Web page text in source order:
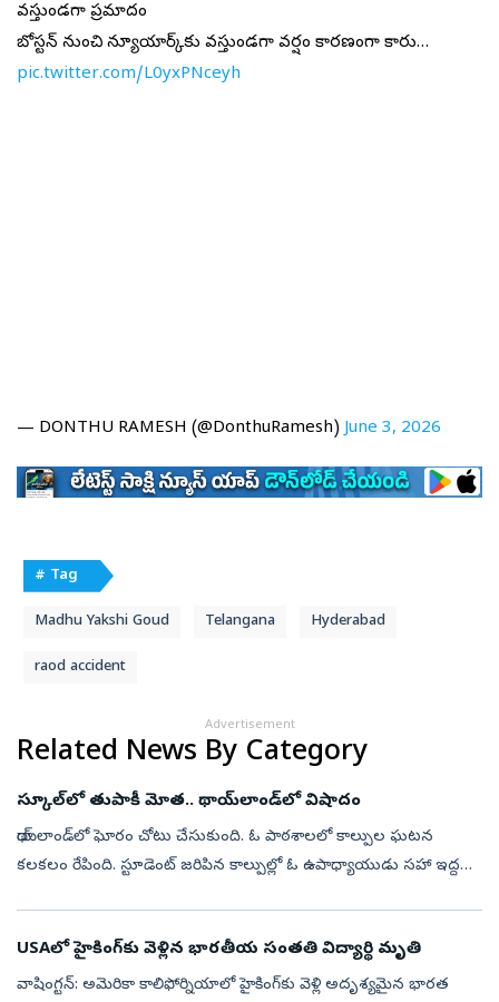
వస్తుండగా ప్రమాదం
బోస్టన్ నుంచి న్యూయార్క్‌కు వస్తుండగా వర్షం కారణంగా కారు…
pic.twitter.com/L0yxPNceyh
— DONTHU RAMESH (@DonthuRamesh)June 3, 2026
# Tag
Madhu Yakshi Goud Telangana Hyderabad
raod accident
Advertisement
Related News By Category
స్కూల్‌లో తుపాకీ మోత.. థాయ్‌లాండ్‌లో విషాదం
థాయ్‌లాండ్‌లో ఘోరం చోటు చేసుకుంది. ఓ పాఠశాలలో కాల్పుల ఘటన
కలకలం రేపింది. స్టూడెంట్‌ జరిపిన కాల్పుల్లో ఓ ఉపాధ్యాయుడు సహా ఇద్దరు
USAలో హైకింగ్‌కు వెళ్లిన భారతీయ సంతతి విద్యార్థి మృతి
వాషింగ్టన్: అమెరికా కాలిఫోర్నియాలో హైకింగ్‌కు వెళ్లి అదృశ్యమైన భారత